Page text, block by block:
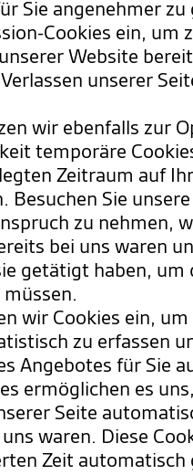
Sie angenehmer
Cookies ein, um
Website
unserer
wir ebenfalls zur
temporäre
Zeitraum auf
Besuchen Sie
zu nehmen,
bei uns waren
getätigt haben, um
wir Cookies ein,
zu erfassen
Angebotes für Sie
ermöglichen es
Seite
waren. Diese
Zeit automatisch